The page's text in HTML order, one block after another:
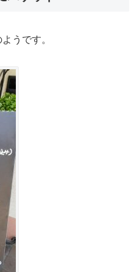
うです。